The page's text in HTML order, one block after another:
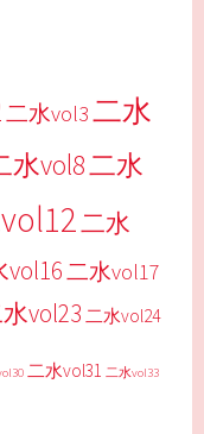
二水vol3二水
水vol8二水
二水
二水vol17
vol23 二水vol24
二水vol31 二水vol33